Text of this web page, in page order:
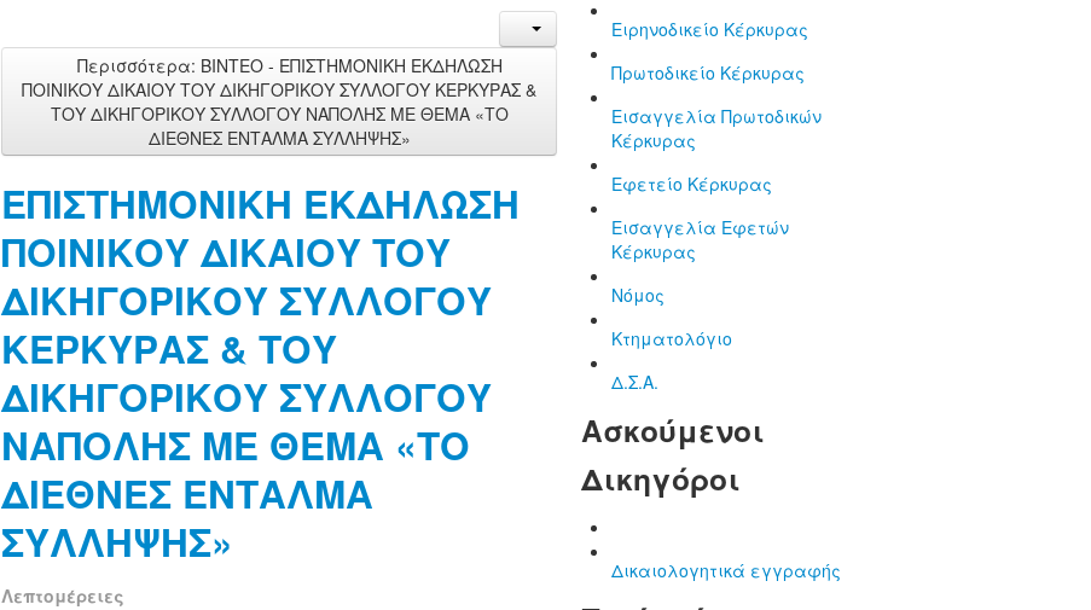
Περισσότερα: ΒΙΝΤΕΟ - ΕΠΙΣΤΗΜΟΝΙΚΗ ΕΚΔΗΛΩΣΗ
ΠΟΙΝΙΚΟΥ ΔΙΚΑΙΟΥ ΤΟΥ ΔΙΚΗΓΟΡΙΚΟΥ ΣΥΛΛΟΓΟΥ ΚΕΡΚΥΡΑΣ &
ΤΟΥ ΔΙΚΗΓΟΡΙΚΟΥ ΣΥΛΛΟΓΟΥ ΝΑΠΟΛΗΣ ΜΕ ΘΕΜΑ «ΤΟ
ΔΙΕΘΝΕΣ ΕΝΤΑΛΜΑ ΣΥΛΛΗΨΗΣ»
ΕΠΙΣΤΗΜΟΝΙΚΗ ΕΚΔΗΛΩΣΗ
ΠΟΙΝΙΚΟΥ ΔΙΚΑΙΟΥ ΤΟΥ
ΔΙΚΗΓΟΡΙΚΟΥ ΣΥΛΛΟΓΟΥ
ΚΕΡΚΥΡΑΣ & ΤΟΥ
ΔΙΚΗΓΟΡΙΚΟΥ ΣΥΛΛΟΓΟΥ
ΝΑΠΟΛΗΣ ΜΕ ΘΕΜΑ «ΤΟ
ΔΙΕΘΝΕΣ ΕΝΤΑΛΜΑ
ΣΥΛΛΗΨΗΣ»
Λεπτομέρειες
Ειρηνοδικείο Κέρκυρας
Πρωτοδικείο Κέρκυρας
Εισαγγελία Πρωτοδικών
Κέρκυρας
Εφετείο Κέρκυρας
Εισαγγελία Εφετών
Κέρκυρας
Νόμος
Κτηματολόγιο
Δ.Σ.Α.
Ασκούμενοι
Δικηγόροι
Δικαιολογητικά εγγραφής